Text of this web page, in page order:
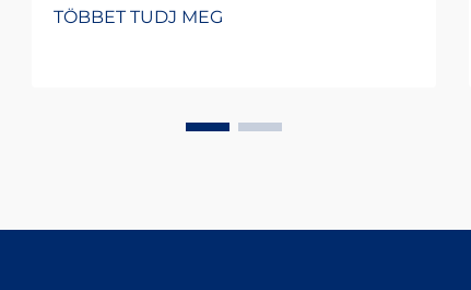
TÖBBET TUDJ MEG